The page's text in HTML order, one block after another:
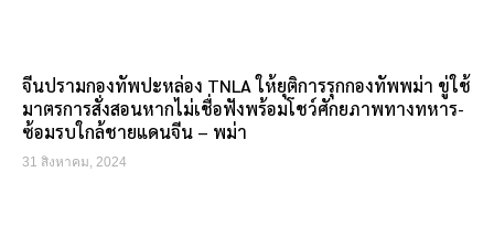
จีนปรามกองทัพปะหล่อง TNLA ให้ยุติการรุกกองทัพพม่า ขู่ใช้
มาตรการสั่งสอนหากไม่เชื่อฟังพร้อมโชว์ศักยภาพทางทหาร-
ซ้อมรบใกล้ชายแดนจีน – พม่า
31 สิงหาคม, 2024